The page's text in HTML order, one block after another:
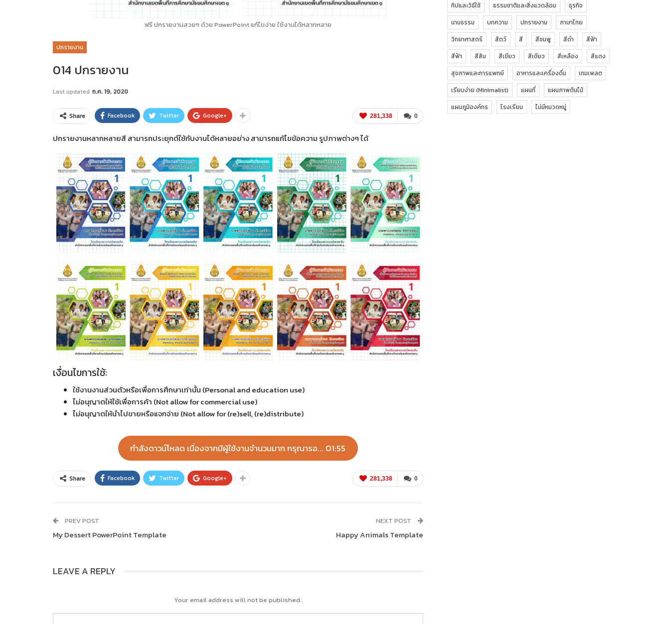
ฟรี ปกรายงานสวยๆ ด้วย PowerPoint แก้ไขง่าย ใช้งานได้หลากหลาย
ปกรายงาน
014 ปกรายงาน
Last updated ก.ค. 19, 2020
0
281,338
Share Facebook Twitter Google+
ปกรายงานหลากหลายสี สามารถประยุกต์ใช้กับงานได้หลายอย่าง สามารถแก้ไขข้อความ รูปภาพต่างๆ ได้
เงื่อนไขการใช้:
ใช้งานงานส่วนตัวหรือเพื่อการศึกษาเท่านั้น (Personal and education use)
ไม่อนุญาตให้ใช้เพื่อการค้า (Not allow for commercial use)
ไม่อนุญาตให้นำไปขายหรือแจกจ่าย (Not allow for (re)sell, (re)distribute)
กำลังดาวน์โหลด เนื่องจากมีผู้ใช้งานจำนวนมาก กรุณารอ... 01:55
0
281,338
Share Facebook Twitter Google+
PREV POST
My Dessert PowerPoint Template
NEXT POST
Happy Animals Template
LEAVE A REPLY
Your email address will not be published.
ทิปและวิธีใช้
ธรรมชาติและสิ่งแวดล้อม
ธุรกิจ
นามธรรม
บทความ ปกรายงาน
ภาษาไทย
วิทยาศาสตร์
สัตว์ สี สีชมพู สีดำ
สีฟ้า
สีฟ้า
สีส้ม สีเขียว สีเขียว สีเหลือง
สีแดง
สุขภาพและการแพทย์
อาหารและเครื่องดื่ม
เทมเพลต
เรียบง่าย (Minimalist)
แผนที่
แผนภาพต้นไม้
แผนภูมิองค์กร
โรงเรียน ไม่มีหมวดหมู่